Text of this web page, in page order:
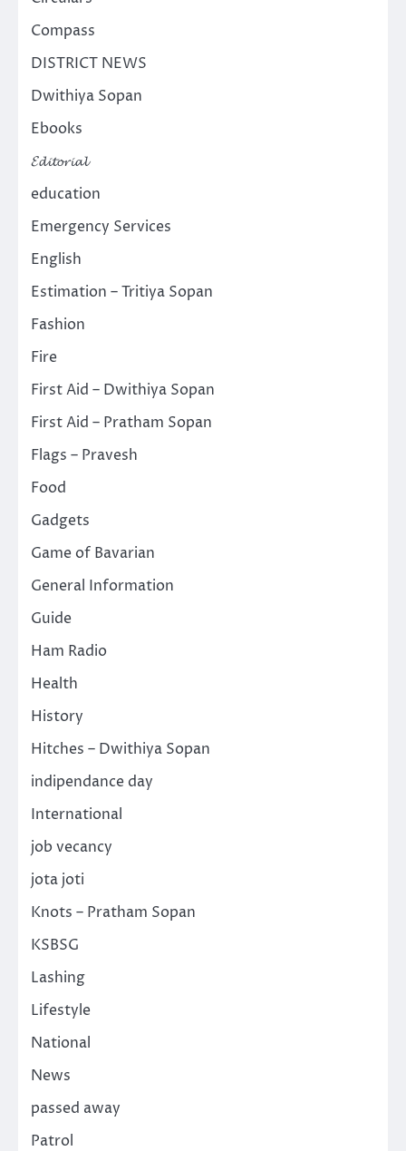
Compass
DISTRICT NEWS
Dwithiya Sopan
Ebooks
𝓔𝓭𝓲𝓽𝓸𝓻𝓲𝓪𝓵
education
Emergency Services
English
Estimation – Tritiya Sopan
Fashion
Fire
First Aid – Dwithiya Sopan
First Aid – Pratham Sopan
Flags – Pravesh
Food
Gadgets
Game of Bavarian
General Information
Guide
Ham Radio
Health
History
Hitches – Dwithiya Sopan
indipendance day
International
job vecancy
jota joti
Knots – Pratham Sopan
KSBSG
Lashing
Lifestyle
National
News
passed away
Patrol